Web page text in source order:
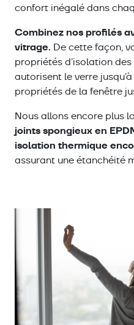
confort inégalé dans
Combinez nos profilés
vitrage. De cette façon,
propriétés d’isolation
autorisent le verre
propriétés de la fenêtre
Nous allons encore plus
joints spongieux en
isolation thermique
assurant une étanchéité